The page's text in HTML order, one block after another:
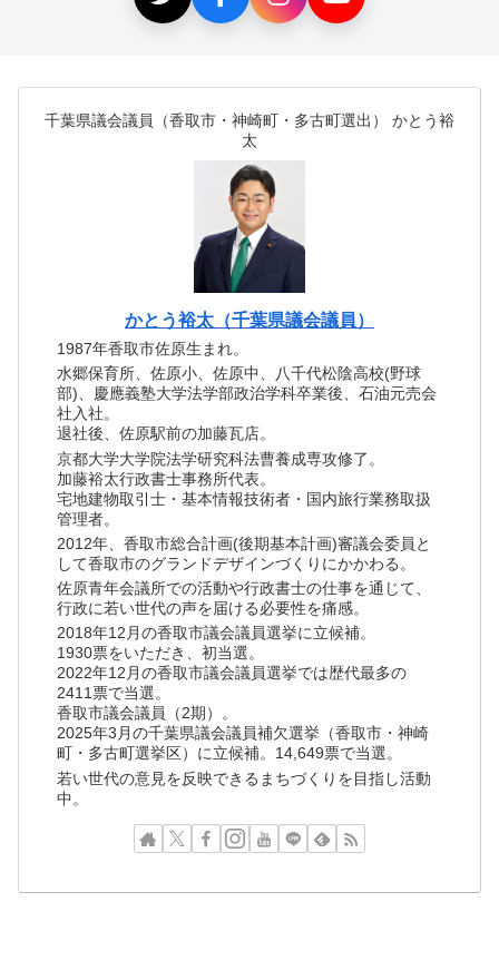
千葉県議会議員（香取市・神崎町・多古町選出） かとう裕
太
かとう裕太（千葉県議会議員）
1987年香取市佐原生まれ。
水郷保育所、佐原小、佐原中、八千代松陰高校(野球
部)、慶應義塾大学法学部政治学科卒業後、石油元売会
社入社。
退社後、佐原駅前の加藤瓦店。
京都大学大学院法学研究科法曹養成専攻修了。
加藤裕太行政書士事務所代表。
宅地建物取引士・基本情報技術者・国内旅行業務取扱
管理者。
2012年、香取市総合計画(後期基本計画)審議会委員と
して香取市のグランドデザインづくりにかかわる。
佐原青年会議所での活動や行政書士の仕事を通じて、
行政に若い世代の声を届ける必要性を痛感。
2018年12月の香取市議会議員選挙に立候補。
1930票をいただき、初当選。
2022年12月の香取市議会議員選挙では歴代最多の
2411票で当選。
香取市議会議員（2期）。
2025年3月の千葉県議会議員補欠選挙（香取市・神崎
町・多古町選挙区）に立候補。14,649票で当選。
若い世代の意見を反映できるまちづくりを目指し活動
中。